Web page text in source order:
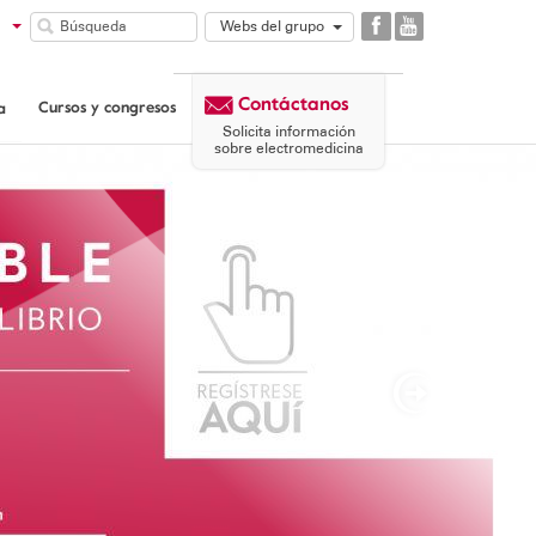
Webs del grupo
COMUNIDAD
GAES
CORPORATIVA
Cursos y congresos Contáctanos
Solicita información
sobre electromedicina